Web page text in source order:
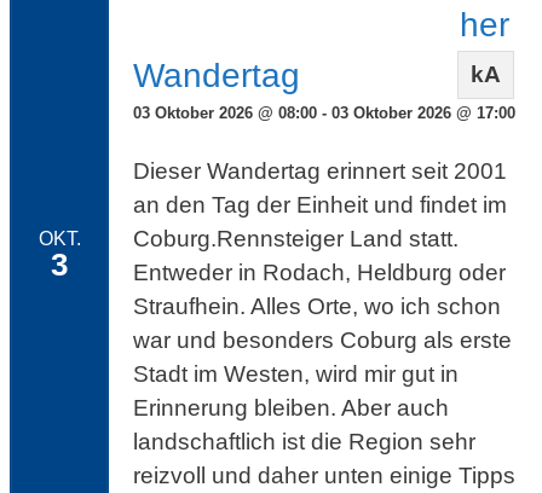
OKT.
3
her
Wandertag
kA
03 Oktober 2026 @ 08:00 - 03 Oktober 2026 @ 17:00
Dieser Wandertag erinnert seit 2001
an den Tag der Einheit und findet im
Coburg.Rennsteiger Land statt.
Entweder in Rodach, Heldburg oder
Straufhein. Alles Orte, wo ich schon
war und besonders Coburg als erste
Stadt im Westen, wird mir gut in
Erinnerung bleiben. Aber auch
landschaftlich ist die Region sehr
reizvoll und daher unten einige Tipps